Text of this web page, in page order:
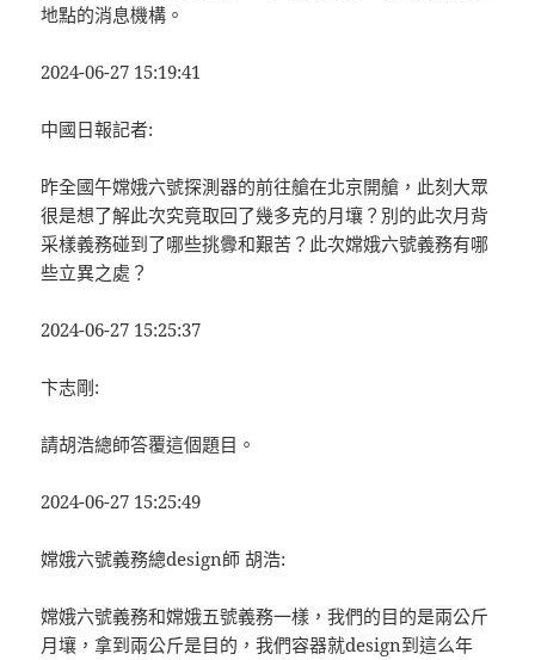
地點的消息機構。
2024-06-27 15:19:41
中國日報記者:
昨全國午嫦娥六號探測器的前往艙在北京開艙，此刻大眾
很是想了解此次究竟取回了幾多克的月壤？別的此次月背
采樣義務碰到了哪些挑釁和艱苦？此次嫦娥六號義務有哪
些立異之處？
2024-06-27 15:25:37
卞志剛:
請胡浩總師答覆這個題目。
2024-06-27 15:25:49
嫦娥六號義務總design師 胡浩:
嫦娥六號義務和嫦娥五號義務一樣，我們的目的是兩公斤
月壤，拿到兩公斤是目的，我們容器就design到這么年